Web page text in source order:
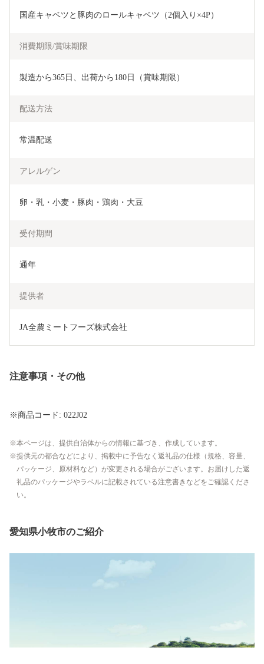
国産キャベツと豚肉のロールキャベツ（2個入り×4P）
消費期限/賞味期限
製造から365日、出荷から180日（賞味期限）
配送方法
常温配送
アレルゲン
卵・乳・小麦・豚肉・鶏肉・大豆
受付期間
通年
提供者
JA全農ミートフーズ株式会社
注意事項・その他
※商品コード: 022J02
本ページは、提供自治体からの情報に基づき、作成しています。
提供元の都合などにより、掲載中に予告なく返礼品の仕様（規格、容量、
パッケージ、原材料など）が変更される場合がございます。お届けした返
礼品のパッケージやラベルに記載されている注意書きなどをご確認くださ
い。
愛知県小牧市のご紹介